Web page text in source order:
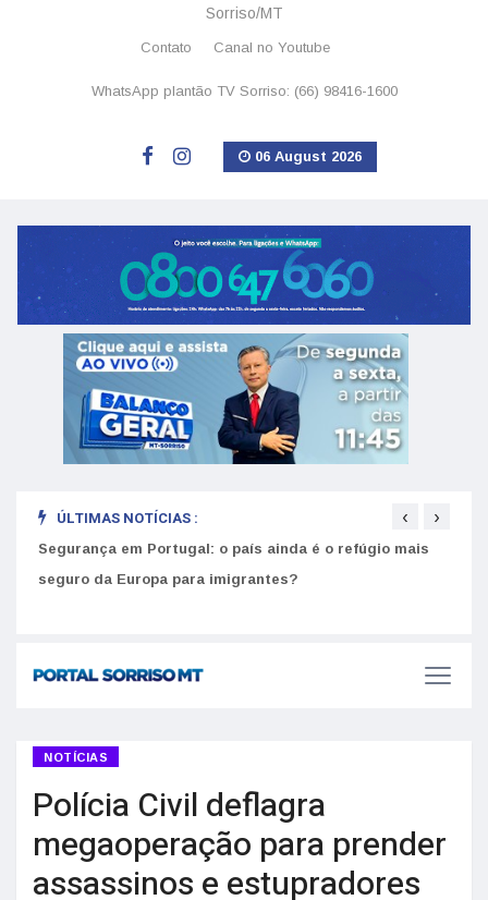
Sorriso/MT
Contato Canal no Youtube
WhatsApp plantão TV Sorriso: (66) 98416-1600
06 August 2026
ÚLTIMAS NOTÍCIAS :
Segurança em Portugal: o país ainda é o refúgio mais
seguro da Europa para imigrantes?
‹ ›
NOTÍCIAS
Polícia Civil deflagra
megaoperação para prender
assassinos e estupradores